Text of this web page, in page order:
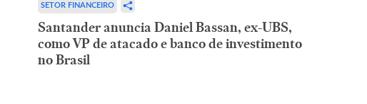
SETOR FINANCEIRO
Santander anuncia Daniel Bassan, ex-UBS,
como VP de atacado e banco de investimento
no Brasil